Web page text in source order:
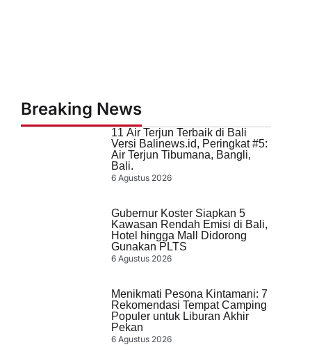
Breaking News
11 Air Terjun Terbaik di Bali
Versi Balinews.id, Peringkat #5:
Air Terjun Tibumana, Bangli,
Bali.
6 Agustus 2026
Gubernur Koster Siapkan 5
Kawasan Rendah Emisi di Bali,
Hotel hingga Mall Didorong
Gunakan PLTS
6 Agustus 2026
Menikmati Pesona Kintamani: 7
Rekomendasi Tempat Camping
Populer untuk Liburan Akhir
Pekan
6 Agustus 2026